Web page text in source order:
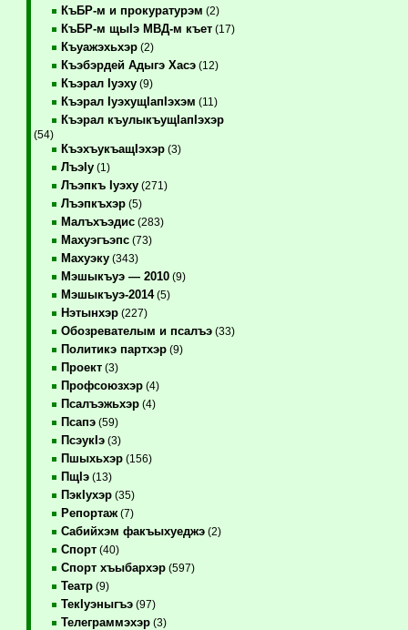
КъБР-м и прокуратурэм (2)
КъБР-м щыIэ МВД-м къет(17)
Къуажэхьхэр(2)
Къэбэрдей Адыгэ Хасэ(12)
Къэрал Iуэху(9)
Къэрал IуэхущIапIэхэм (11)
Къэрал къулыкъущIапIэхэр
(54)
КъэхъукъащIэхэр(3)
ЛъэIу(1)
Лъэпкъ Iуэху(271)
Лъэпкъхэр(5)
Малъхъэдис(283)
Махуэгъэпс(73)
Махуэку(343)
Мэшыкъуэ — 2010(9)
Мэшыкъуэ-2014(5)
Нэтынхэр(227)
Обозревателым и псалъэ(33)
Политикэ партхэр(9)
Проект(3)
Профсоюзхэр(4)
Псалъэжьхэр(4)
Псапэ(59)
ПсэукIэ(3)
Пшыхьхэр(156)
ПщIэ(13)
ПэкIухэр(35)
Репортаж(7)
Сабийхэм факъыхуеджэ(2)
Спорт(40)
Спорт хъыбархэр(597)
Театр(9)
ТекIуэныгъэ(97)
Телеграммэхэр(3)